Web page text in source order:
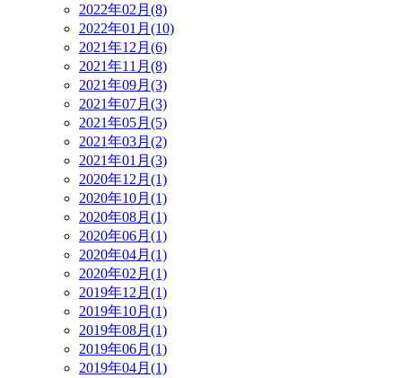
2022年02月(8)
2022年01月(10)
2021年12月(6)
2021年11月(8)
2021年09月(3)
2021年07月(3)
2021年05月(5)
2021年03月(2)
2021年01月(3)
2020年12月(1)
2020年10月(1)
2020年08月(1)
2020年06月(1)
2020年04月(1)
2020年02月(1)
2019年12月(1)
2019年10月(1)
2019年08月(1)
2019年06月(1)
2019年04月(1)